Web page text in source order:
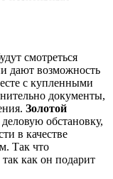
смотреться
дают возможность
с купленными
документы,
Золотой
обстановку,
в качестве
Так что
так как он подарит